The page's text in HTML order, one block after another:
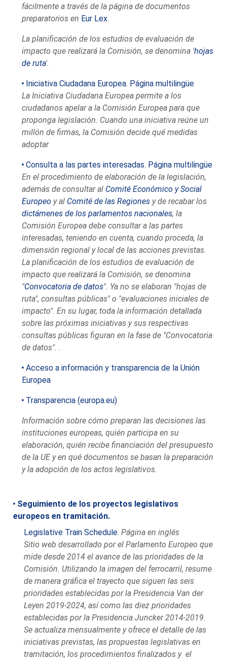
fácilmente a través de la página de documentos
preparatorios en Eur Lex
La planificación de los estudios de evaluación de
impacto que realizará la Comisión, se denomina 'hojas
de ruta'.
Iniciativa Ciudadana Europea. Página multilingüe
La Iniciativa Ciudadana Europea permite a los
ciudadanos apelar a la Comisión Europea para que
proponga legislación. Cuando una iniciativa reúne un
millón de firmas, la Comisión decide qué medidas
adoptar
Consulta a las partes interesadas. Página multilingüe
En el procedimiento de elaboración de la legislación,
además de consultar al Comité Económico y Social
Europeo y al Comité de las Regiones y de recabar los
dictámenes de los parlamentos nacionales, la
Comisión Europea debe consultar a las partes
interesadas, teniendo en cuenta, cuando proceda, la
dimensión regional y local de las acciones previstas.
La planificación de los estudios de evaluación de
impacto que realizará la Comisión, se denomina
"Convocatoria de datos". Ya no se elaboran "hojas de
ruta", consultas públicas" o "evaluaciones iniciales de
impacto". En su lugar, toda la información detallada
sobre las próximas iniciativas y sus respectivas
consultas públicas figuran en la fase de "Convocatoria
de datos". .
Acceso a información y transparencia de la Unión
Europea
Transparencia (europa.eu)
Información sobre cómo preparan las decisiones las
instituciones europeas, quién participa en su
elaboración, quién recibe financiación del presupuesto
de la UE y en qué documentos se basan la preparación
y la adopción de los actos legislativos.
Seguimiento de los proyectos legislativos
europeos en tramitación.
Legislative Train Schedule .Página en inglés
Sitio web desarrollado por el Parlamento Europeo que
mide desde 2014 el avance de las prioridades de la
Comisión. Utilizando la imagen del ferrocarril, resume
de manera gráfica el trayecto que siguen las seis
prioridades establecidas por la Presidencia Van der
Leyen 2019-2024, así como las diez prioridades
establecidas por la Presidencia Juncker 2014-2019.
Se actualiza mensualmente y ofrece el detalle de las
iniciativas previstas, las propuestas legislativas en
tramitación, los procedimientos finalizados y el